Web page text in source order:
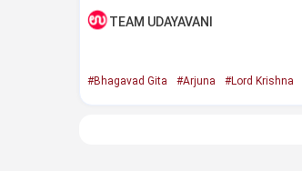
TEAM UDAYAVANI
#Bhagavad Gita #Arjuna #Lord Krishna